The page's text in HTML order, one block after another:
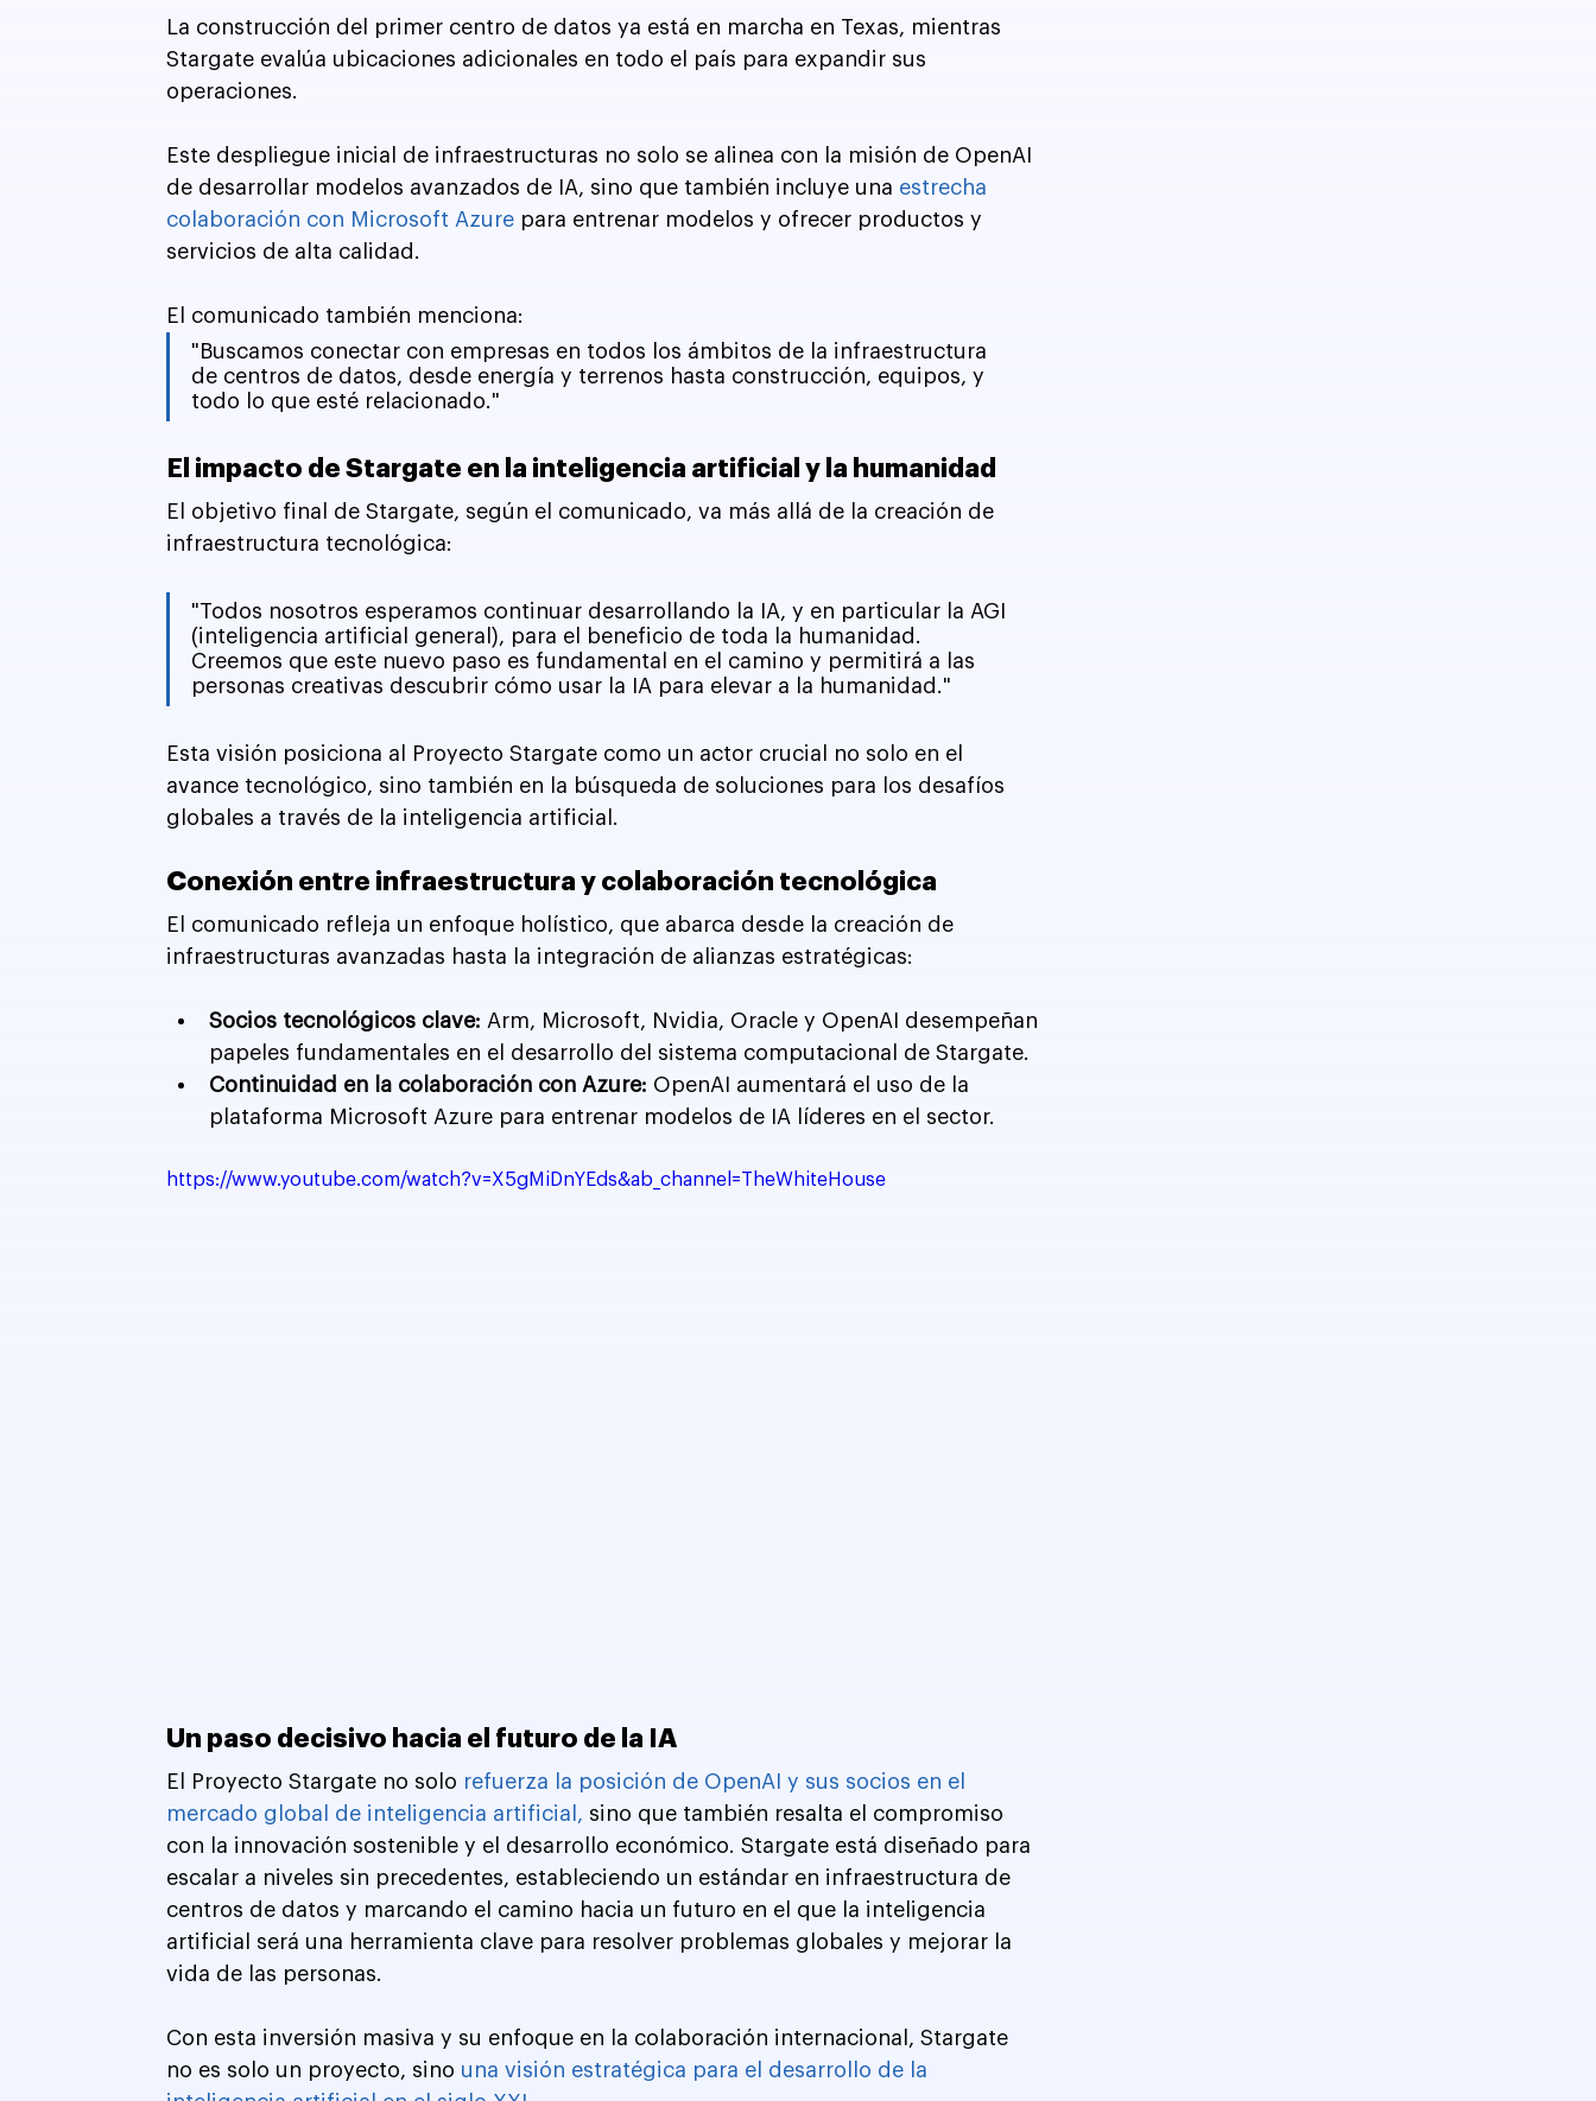
La construcción del primer centro de datos ya está en marcha en Texas, mientras
Stargate evalúa ubicaciones adicionales en todo el país para expandir sus
operaciones.
Este despliegue inicial de infraestructuras no solo se alinea con la misión de OpenAI
de desarrollar modelos avanzados de IA, sino que también incluye una estrecha
colaboración con Microsoft Azure para entrenar modelos y ofrecer productos y
servicios de alta calidad.
El comunicado también menciona:
"Buscamos conectar con empresas en todos los ámbitos de la infraestructura
de centros de datos, desde energía y terrenos hasta construcción, equipos, y
todo lo que esté relacionado."
El impacto de Stargate en la inteligencia artificial y la humanidad
El objetivo final de Stargate, según el comunicado, va más allá de la creación de
infraestructura tecnológica:
"Todos nosotros esperamos continuar desarrollando la IA, y en particular la AGI
(inteligencia artificial general), para el beneficio de toda la humanidad.
Creemos que este nuevo paso es fundamental en el camino y permitirá a las
personas creativas descubrir cómo usar la IA para elevar a la humanidad."
Esta visión posiciona al Proyecto Stargate como un actor crucial no solo en el
avance tecnológico, sino también en la búsqueda de soluciones para los desafíos
globales a través de la inteligencia artificial.
Conexión entre infraestructura y colaboración tecnológica
El comunicado refleja un enfoque holístico, que abarca desde la creación de
infraestructuras avanzadas hasta la integración de alianzas estratégicas:
Socios tecnológicos clave: Arm, Microsoft, Nvidia, Oracle y OpenAI desempeñan
papeles fundamentales en el desarrollo del sistema computacional de Stargate.
Continuidad en la colaboración con Azure: OpenAI aumentará el uso de la
plataforma Microsoft Azure para entrenar modelos de IA líderes en el sector.
https://www.youtube.com/watch?v=X5gMiDnYEds&ab_channel=TheWhiteHouse
Un paso decisivo hacia el futuro de la IA
El Proyecto Stargate no solo refuerza la posición de OpenAI y sus socios en el
mercado global de inteligencia artificial, sino que también resalta el compromiso
con la innovación sostenible y el desarrollo económico. Stargate está diseñado para
escalar a niveles sin precedentes, estableciendo un estándar en infraestructura de
centros de datos y marcando el camino hacia un futuro en el que la inteligencia
artificial será una herramienta clave para resolver problemas globales y mejorar la
vida de las personas.
Con esta inversión masiva y su enfoque en la colaboración internacional, Stargate
no es solo un proyecto, sino una visión estratégica para el desarrollo de la